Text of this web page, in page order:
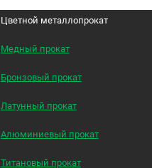
Цветной металлопрокат
Медный прокат
Бронзовый прокат
Латунный прокат
Алюминиевый прокат
Титановый прокат